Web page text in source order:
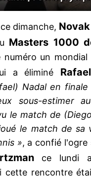
ce dimanche,
Masters 1000
numéro un
a éliminé
Nadal en
sous-estimer
le match de
le match de
», a confié l'ogre
ce lundi
cette rencontre